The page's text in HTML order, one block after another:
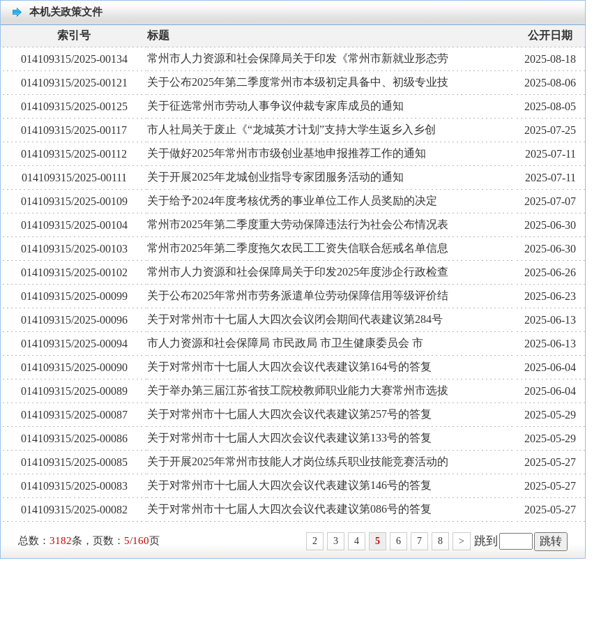
本机关政策文件
索引号 标题
公开日期
014109315/2025-00134
常州市人力资源和社会保障局关于印发《常州市新就业形态劳
2025-08-18
014109315/2025-00121
关于公布2025年第二季度常州市本级初定具备中、初级专业技
2025-08-06
014109315/2025-00125
关于征选常州市劳动人事争议仲裁专家库成员的通知
2025-08-05
014109315/2025-00117
市人社局关于废止《“龙城英才计划”支持大学生返乡入乡创
2025-07-25
014109315/2025-00112
关于做好2025年常州市市级创业基地申报推荐工作的通知
2025-07-11
014109315/2025-00111
关于开展2025年龙城创业指导专家团服务活动的通知
2025-07-11
014109315/2025-00109
关于给予2024年度考核优秀的事业单位工作人员奖励的决定
2025-07-07
014109315/2025-00104
常州市2025年第二季度重大劳动保障违法行为社会公布情况表
2025-06-30
014109315/2025-00103
常州市2025年第二季度拖欠农民工工资失信联合惩戒名单信息
2025-06-30
014109315/2025-00102
常州市人力资源和社会保障局关于印发2025年度涉企行政检查
2025-06-26
014109315/2025-00099
关于公布2025年常州市劳务派遣单位劳动保障信用等级评价结
2025-06-23
014109315/2025-00096
关于对常州市十七届人大四次会议闭会期间代表建议第284号
2025-06-13
014109315/2025-00094
市人力资源和社会保障局 市民政局 市卫生健康委员会 市
2025-06-13
014109315/2025-00090
关于对常州市十七届人大四次会议代表建议第164号的答复
2025-06-04
014109315/2025-00089
关于举办第三届江苏省技工院校教师职业能力大赛常州市选拔
2025-06-04
014109315/2025-00087
关于对常州市十七届人大四次会议代表建议第257号的答复
2025-05-29
014109315/2025-00086
关于对常州市十七届人大四次会议代表建议第133号的答复
2025-05-29
014109315/2025-00085
关于开展2025年常州市技能人才岗位练兵职业技能竞赛活动的
2025-05-27
014109315/2025-00083
关于对常州市十七届人大四次会议代表建议第146号的答复
2025-05-27
014109315/2025-00082
关于对常州市十七届人大四次会议代表建议第086号的答复 2025-05-27
总数： 3182条，页数： 5/160页 2 3 4 5 6 7 8 > 跳到